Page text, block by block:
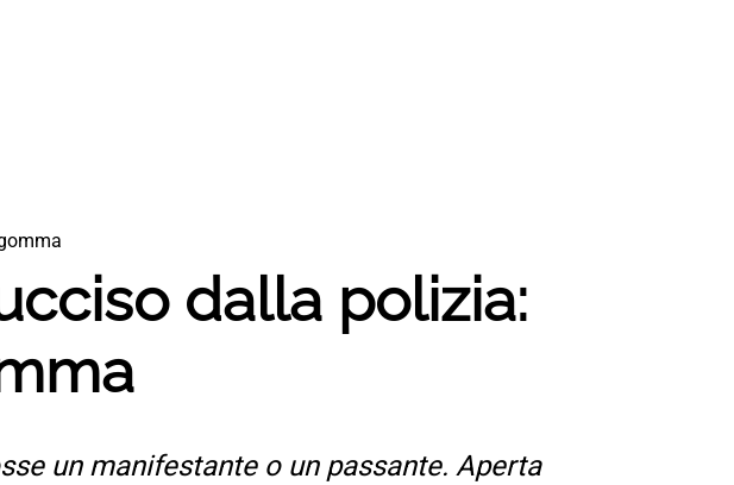
dalla polizia:
un manifestante o un passante. Aperta